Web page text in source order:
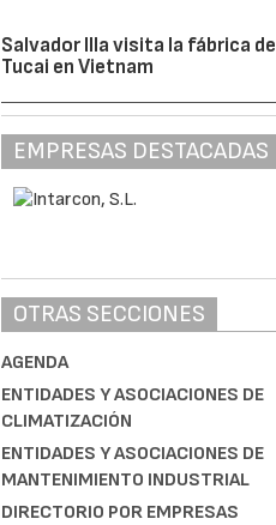
Salvador Illa visita la fábrica de
Tucai en Vietnam
EMPRESAS DESTACADAS
OTRAS SECCIONES
AGENDA
ENTIDADES Y ASOCIACIONES DE
CLIMATIZACIÓN
ENTIDADES Y ASOCIACIONES DE
MANTENIMIENTO INDUSTRIAL
DIRECTORIO POR EMPRESAS